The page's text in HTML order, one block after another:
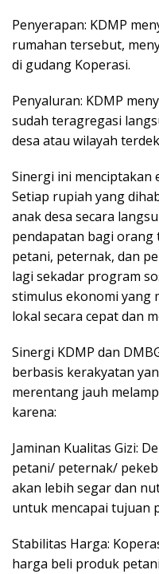
Penyerapan: KDMP
rumahan tersebut,
di gudang Koperasi.
Penyaluran: KDMP
sudah teragregasi
desa atau wilayah
Sinergi ini menciptakan
Setiap rupiah yang
anak desa secara
pendapatan bagi
petani, peternak, dan
lagi sekadar program
stimulus ekonomi yang
lokal secara cepat dan
Sinergi KDMP dan
berbasis kerakyatan
merentang jauh
karena:
Jaminan Kualitas Gizi:
petani/ peternak/
akan lebih segar dan
untuk mencapai tujuan
Stabilitas Harga:
harga beli produk